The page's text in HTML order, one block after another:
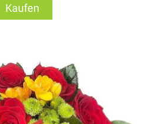
Kaufen